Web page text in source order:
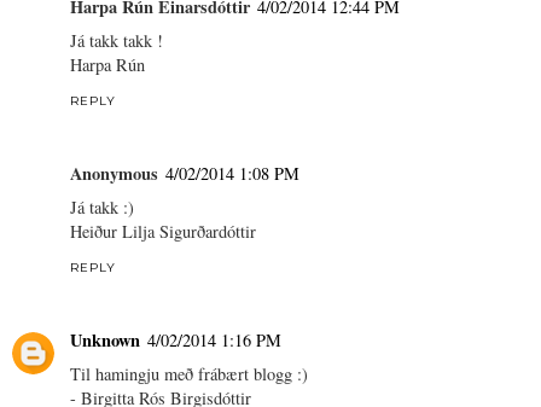
Harpa Rún Einarsdóttir 4/02/2014 12:44 PM
Já takk takk !
Harpa Rún
REPLY
Anonymous 4/02/2014 1:08 PM
Já takk :)
Heiður Lilja Sigurðardóttir
REPLY
Unknown 4/02/2014 1:16 PM
Til hamingju með frábært blogg :)
- Birgitta Rós Birgisdóttir